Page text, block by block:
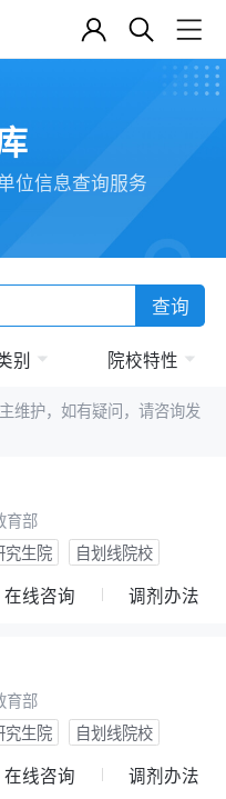
位信息查询服务
查询
别 院校特性
维护，如有疑问，请咨询发
育部
究生院 自划线院校
在线咨询 调剂办法
育部
究生院 自划线院校
在线咨询 调剂办法